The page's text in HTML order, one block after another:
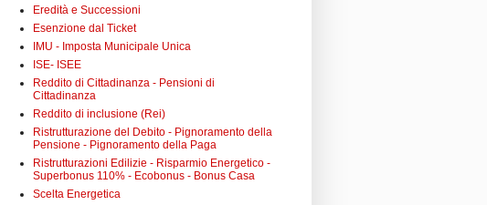
Eredità e Successioni
Esenzione dal Ticket
IMU - Imposta Municipale Unica
ISE- ISEE
Reddito di Cittadinanza - Pensioni di
Cittadinanza
Reddito di inclusione (Rei)
Ristrutturazione del Debito - Pignoramento della
Pensione - Pignoramento della Paga
Ristrutturazioni Edilizie - Risparmio Energetico -
Superbonus 110% - Ecobonus - Bonus Casa
Scelta Energetica